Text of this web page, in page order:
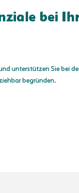
bei
unterstützen Sie bei
begründen.